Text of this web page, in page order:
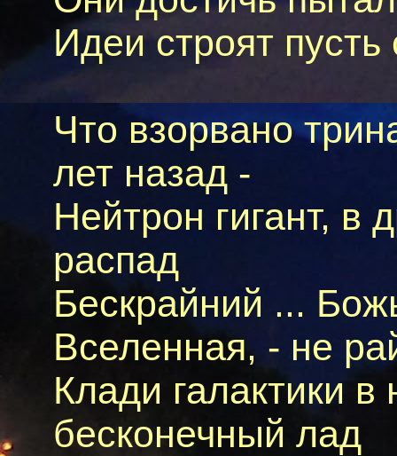
Идеи строят
Что взорвано
лет назад -
Нейтрон гигант, в
распад
Бескрайний ...
Вселенная, - не
Клади галактики
бесконечный лад